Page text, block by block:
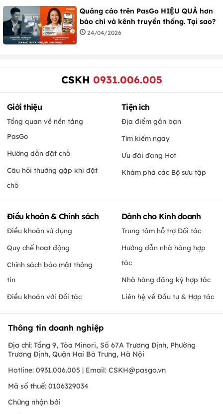
Quảng cáo trên PasGo HIỆU QUẢ hơn
báo chí và kênh truyền thống. Tại sao?
24/04/2026
CSKH 0931.006.005
Giới thiệu
Tổng quan về nền tảng
PasGo
Hướng dẫn đặt chỗ
Câu hỏi thường gặp khi đặt
chỗ
Tiện ích
Địa điểm gần bạn
Tìm kiếm ngay
Ưu đãi đang Hot
Khám phá các Bộ sưu tập
Điều khoản & Chính sách
Điều khoản sử dụng
Quy chế hoạt động
Chính sách bảo mật thông
tin
Điều khoản với Đối tác
Dành cho Kinh doanh
Trung tâm hỗ trợ Đối tác
Hướng dẫn nhà hàng hợp
tác
Nhà hàng đăng ký hợp tác
Liên hệ về Đầu tư & Hợp tác
Thông tin doanh nghiệp
Địa chỉ: Tầng 9, Tòa Minori, Số 67A Trương Định, Phường
Trương Định, Quận Hai Bà Trưng, Hà Nội
Hotline: 0931.006.005 | Email: CSKH@pasgo.vn
Mã số thuế: 0106329034
Chứng nhận bởi